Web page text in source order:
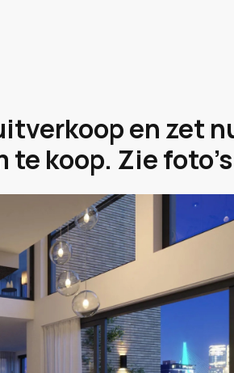
en zet
koop. Zie foto’s